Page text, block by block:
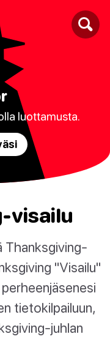
luottamusta.
visailu
Thanksgiving-
"Visailu"
tietokilpailuun,
juhlan